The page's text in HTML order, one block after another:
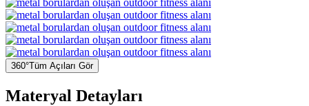
360°Tüm Açıları Gör
Materyal Detayları